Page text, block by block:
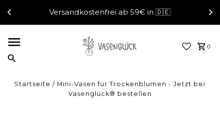
Direkt zum InhaltVersandkostenfrei ab 59€ in 🇩🇪
0
Startseite / Mini-Vasen für Trockenblumen - Jetzt bei
Vasenglück® bestellen